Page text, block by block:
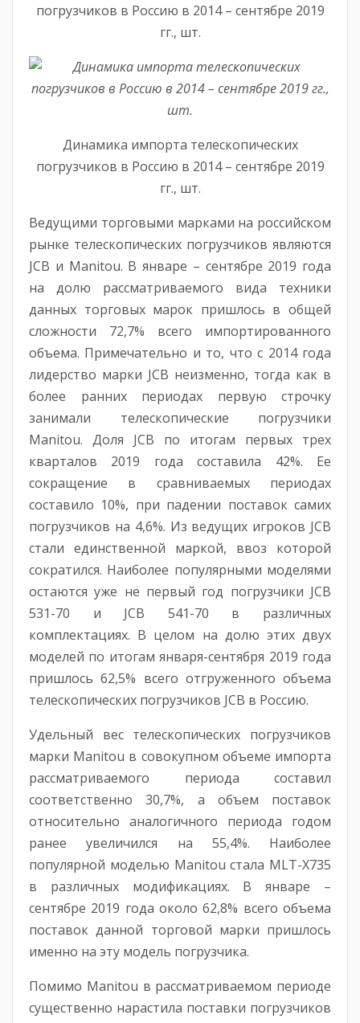
погрузчиков в Россию в 2014 – сентябре 2019
гг., шт.
Динамика импорта телескопических
погрузчиков в Россию в 2014 – сентябре 2019
гг., шт.
Ведущими торговыми марками на российском
рынке телескопических погрузчиков являются
JCB и Manitou. В январе – сентябре 2019 года
на долю рассматриваемого вида техники
данных торговых марок пришлось в общей
сложности 72,7% всего импортированного
объема. Примечательно и то, что с 2014 года
лидерство марки JCB неизменно, тогда как в
более ранних периодах первую строчку
занимали телескопические погрузчики
Manitou. Доля JCB по итогам первых трех
кварталов 2019 года составила 42%. Ее
сокращение в сравниваемых периодах
составило 10%, при падении поставок самих
погрузчиков на 4,6%. Из ведущих игроков JCB
стали единственной маркой, ввоз которой
сократился. Наиболее популярными моделями
остаются уже не первый год погрузчики JCB
531-70 и JCB 541-70 в различных
комплектациях. В целом на долю этих двух
моделей по итогам января-сентября 2019 года
пришлось 62,5% всего отгруженного объема
телескопических погрузчиков JCB в Россию.
Удельный вес телескопических погрузчиков
марки Manitou в совокупном объеме импорта
рассматриваемого периода составил
соответственно 30,7%, а объем поставок
относительно аналогичного периода годом
ранее увеличился на 55,4%. Наиболее
популярной моделью Manitou стала MLT-X735
в различных модификациях. В январе –
сентябре 2019 года около 62,8% всего объема
поставок данной торговой марки пришлось
именно на эту модель погрузчика.
Помимо Manitou в рассматриваемом периоде
существенно нарастила поставки погрузчиков